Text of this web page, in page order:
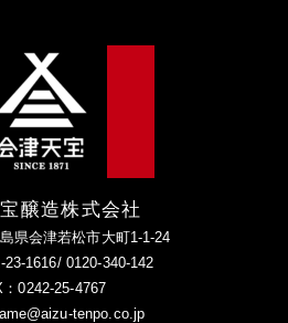
醸造株式会社
県会津若松市大町1-1-24
23-1616/ 0120-340-142
：0242-25-4767
tenpo.co.jp